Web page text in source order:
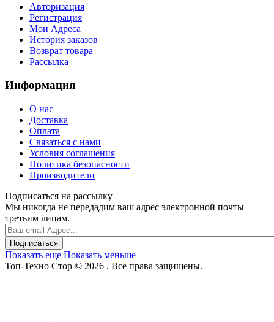
Авторизация
Регистрация
Мои Адреса
История заказов
Возврат товара
Рассылка
Информация
О нас
Доставка
Оплата
Связаться с нами
Условия соглашения
Политика безопасности
Производители
Подписаться на рассылку
Мы никогда не передадим ваш адрес электронной почты
третьим лицам.
Подписаться
Показать еще Показать меньше
Топ-Техно Стор © 2026 . Все права защищены.